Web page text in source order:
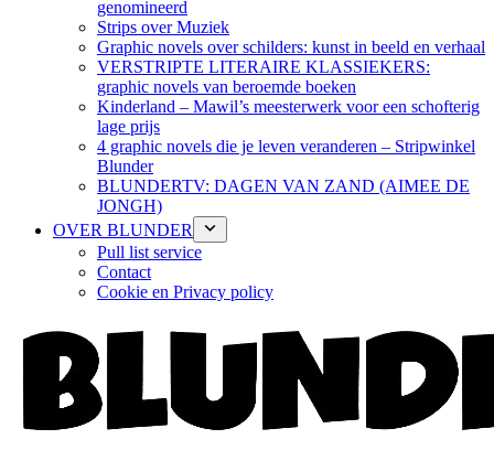
genomineerd
Strips over Muziek
Graphic novels over schilders: kunst in beeld en verhaal
VERSTRIPTE LITERAIRE KLASSIEKERS:
graphic novels van beroemde boeken
Kinderland – Mawil’s meesterwerk voor een schofterig
lage prijs
4 graphic novels die je leven veranderen – Stripwinkel
Blunder
BLUNDERTV: DAGEN VAN ZAND (AIMEE DE
JONGH)
OVER BLUNDER
Pull list service
Contact
Cookie en Privacy policy